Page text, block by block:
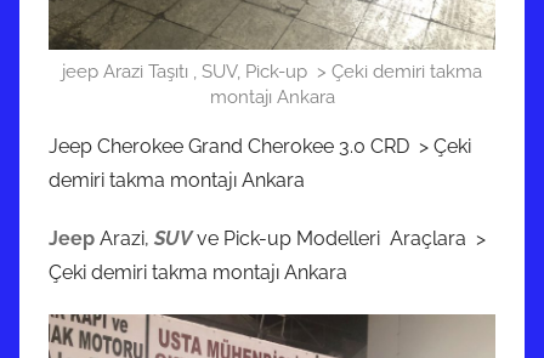
jeep Arazi Taşıtı , SUV, Pick-up > Çeki demiri takma
montajı Ankara
Jeep Cherokee Grand Cherokee 3.0 CRD > Çeki
demiri takma montajı Ankara
Jeep Arazi, SUVve Pick-up Modelleri Araçlara >
Çeki demiri takma montajı Ankara